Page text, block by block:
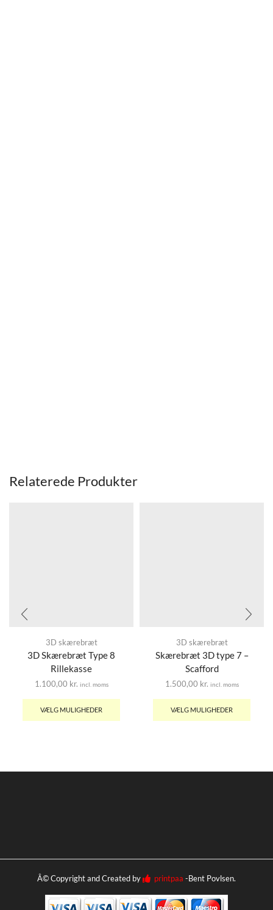
Relaterede Produkter
3D skærebræt
3D Skærebræt Type 8
Rillekasse
1.100,00 kr. incl. moms
VÆLG MULIGHEDER
3D skærebræt
Skærebræt 3D type 7 –
Scafford
1.500,00 kr. incl. moms
VÆLG MULIGHEDER
Â© Copyright and Created by printpaa -Bent Povlsen.